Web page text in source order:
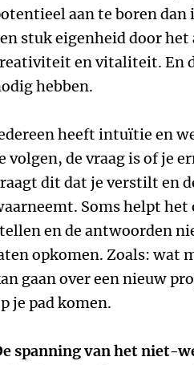
aan te boren dan
stuk eigenheid door
en vitaliteit. En
hebben.
heeft intuïtie en
volgen, de vraag is of je
dit dat je verstilt en
Soms helpt het
en de antwoorden
opkomen. Zoals: wat
gaan over een nieuw
je pad komen.
spanning van het niet-